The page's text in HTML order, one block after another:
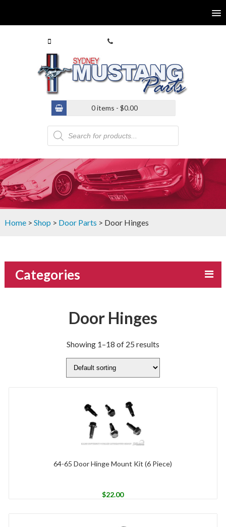
0 items - $0.00
Products
search
Home> Shop > Door Parts > Door Hinges
Categories
Door Hinges
Showing 1–18 of 25 results
64-65 Door Hinge Mount Kit (6 Piece)
$22.00